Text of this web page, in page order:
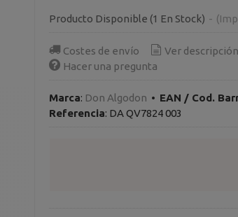
Producto Disponible (1 En Stock) -
Costes de envío
Ver descripción
Hacer una pregunta
Marca: Don Algodon • EAN / Cod.
Referencia: DA QV7824 003